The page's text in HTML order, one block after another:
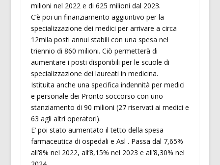
milioni nel 2022 e di 625 milioni dal 2023.
C’è poi un finanziamento aggiuntivo per la
specializzazione dei medici per arrivare a circa
12mila posti annui stabili con una spesa nel
triennio di 860 milioni. Ciò permetterà di
aumentare i posti disponibili per le scuole di
specializzazione dei laureati in medicina.
Istituita anche una specifica indennità per medici
e personale dei Pronto soccorso con uno
stanziamento di 90 milioni (27 riservati ai medici e
63 agli altri operatori).
E’ poi stato aumentato il tetto della spesa
farmaceutica di ospedali e Asl . Passa dal 7,65%
all’8% nel 2022, all’8,15% nel 2023 e all’8,30% nel